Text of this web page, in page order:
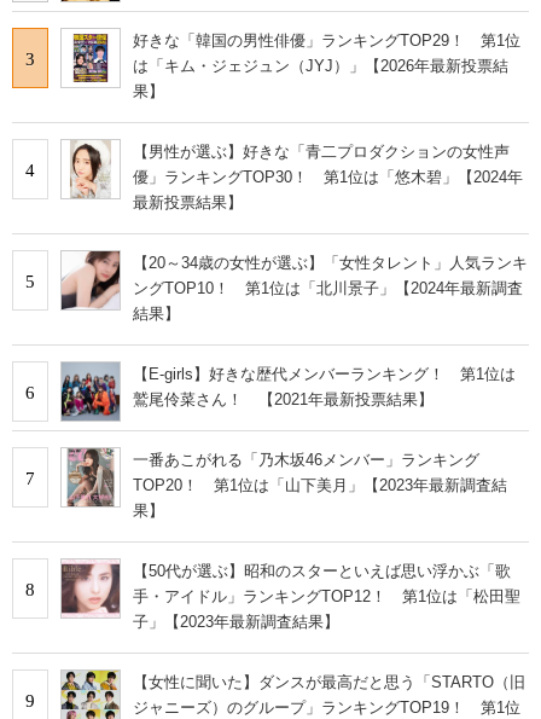
3
好きな「韓国の男性俳優」ランキングTOP29！ 第1位
は「キム・ジェジュン（JYJ）」【2026年最新投票結
果】
4
【男性が選ぶ】好きな「青二プロダクションの女性声
優」ランキングTOP30！ 第1位は「悠木碧」【2024年
最新投票結果】
5
【20～34歳の女性が選ぶ】「女性タレント」人気ランキ
ングTOP10！ 第1位は「北川景子」【2024年最新調査
結果】
6
【E-girls】好きな歴代メンバーランキング！ 第1位は
鷲尾伶菜さん！ 【2021年最新投票結果】
7
一番あこがれる「乃木坂46メンバー」ランキング
TOP20！ 第1位は「山下美月」【2023年最新調査結
果】
8
【50代が選ぶ】昭和のスターといえば思い浮かぶ「歌
手・アイドル」ランキングTOP12！ 第1位は「松田聖
子」【2023年最新調査結果】
9
【女性に聞いた】ダンスが最高だと思う「STARTO（旧
ジャニーズ）のグループ」ランキングTOP19！ 第1位